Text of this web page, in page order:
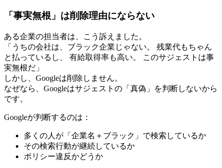
「事実無根」は削除理由にならない
ある企業の担当者は、こう訴えました。
「うちの会社は、ブラック企業じゃない。 残業代もちゃん
と払っているし、 有給取得率も高い。 このサジェストは事
実無根だ」
しかし、Googleは削除しません。
なぜなら、Googleはサジェストの「真偽」を判断しないから
です。
Googleが判断するのは：
多くの人が「企業名＋ブラック」で検索しているか
その検索行動が継続しているか
ポリシー違反かどうか